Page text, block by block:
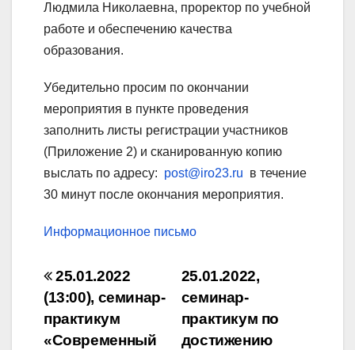
Людмила Николаевна, проректор по учебной
работе и обеспечению качества
образования.
Убедительно просим по окончании
мероприятия в пункте проведения
заполнить листы регистрации участников
(Приложение 2) и сканированную копию
выслать по адресу: post@iro23.ru в течение
30 минут после окончания мероприятия.
Информационное письмо
Навигация
по
записям
25.01.2022,
семинар-
практикум по
достижению
25.01.2022
(13:00), семинар-
практикум
«Современный